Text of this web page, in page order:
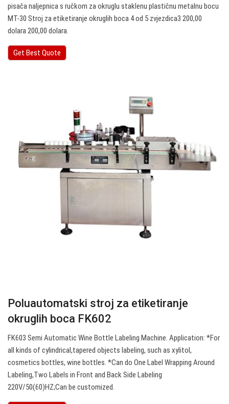
pisača naljepnica s ručkom za okruglu staklenu plastičnu metalnu bocu
MT-30 Stroj za etiketiranje okruglih boca 4 od 5 zvjezdica3 200,00
dolara 200,00 dolara.
Get Best Quote
Poluautomatski stroj za etiketiranje
okruglih boca FK602
FK603 Semi Automatic Wine Bottle Labeling Machine. Application: *For
all kinds of cylindrical,tapered objects labeling, such as xylitol,
cosmetics bottles, wine bottles. *Can do One Label Wrapping Around
Labeling,Two Labels in Front and Back Side Labeling
220V/50(60)HZ;Can be customized.